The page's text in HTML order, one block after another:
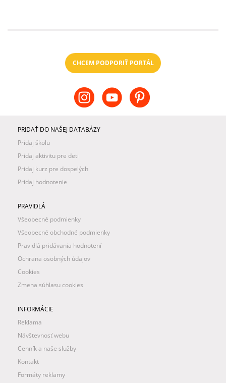
CHCEM PODPORIŤ PORTÁL
PRIDAŤ DO NAŠEJ DATABÁZY
Pridaj školu
Pridaj aktivitu pre deti
Pridaj kurz pre dospelých
Pridaj hodnotenie
PRAVIDLÁ
Všeobecné podmienky
Všeobecné obchodné podmienky
Pravidlá pridávania hodnotení
Ochrana osobných údajov
Cookies
Zmena súhlasu cookies
INFORMÁCIE
Reklama
Návštevnosť webu
Cenník a naše služby
Kontakt
Formáty reklamy